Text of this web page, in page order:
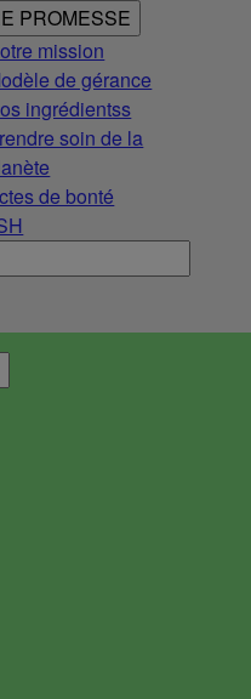
PROMESSE
mission
de gérance
ingrédientss
soin de la
de bonté